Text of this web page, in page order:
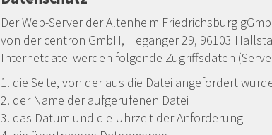
Der Web-Server der Altenheim Friedrichsburg
von der centron GmbH, Heganger 29, 96103
Internetdatei werden folgende Zugriffsdaten
1. die Seite, von der aus die Datei angefordert
2. der Name der aufgerufenen Datei
3. das Datum und die Uhrzeit der Anforderung